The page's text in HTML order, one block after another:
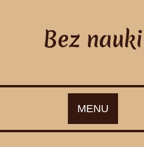
Bez nauki
MENU